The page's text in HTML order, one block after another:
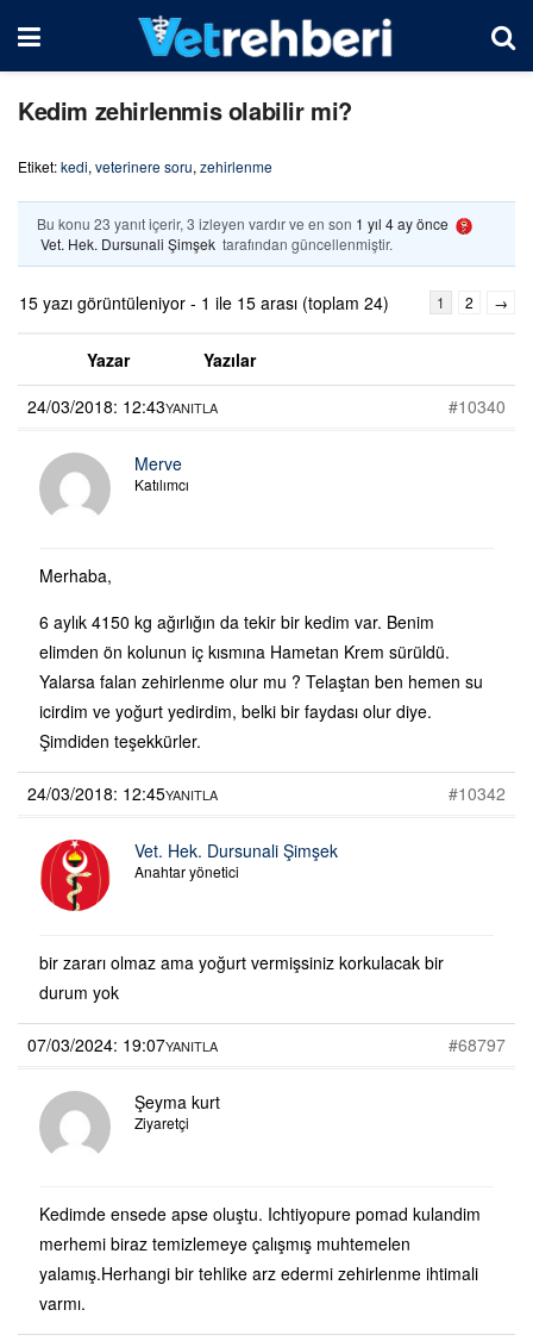
Kedim zehirlenmis olabilir mi?
Etiket:kedi, veterinere soru, zehirlenme
Bu konu 23 yanıt içerir, 3 izleyen vardır ve en son 1 yıl 4 ay önce
Vet. Hek. Dursunali Şimşek tarafından güncellenmiştir.
15 yazı görüntüleniyor - 1 ile 15 arası (toplam 24) 1 2 →
Yazar
Yazılar
24/03/2018: 12:43
#10340
YANITLA
Merve
Katılımcı
Merhaba,
6 aylık 4150 kg ağırlığın da tekir bir kedim var. Benim
elimden ön kolunun iç kısmına Hametan Krem sürüldü.
Yalarsa falan zehirlenme olur mu ? Telaştan ben hemen su
icirdim ve yoğurt yedirdim, belki bir faydası olur diye.
Şimdiden teşekkürler.
24/03/2018: 12:45 #10342
YANITLA
Vet. Hek. Dursunali Şimşek
Anahtar yönetici
bir zararı olmaz ama yoğurt vermişsiniz korkulacak bir
durum yok
07/03/2024: 19:07 #68797
YANITLA
Şeyma kurt
Ziyaretçi
Kedimde ensede apse oluştu. Ichtiyopure pomad kulandim
merhemi biraz temizlemeye çalışmış muhtemelen
yalamış.Herhangi bir tehlike arz edermi zehirlenme ihtimali
varmı.